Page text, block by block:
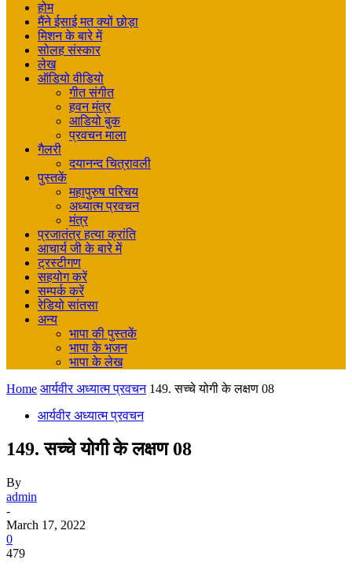
होम
मैंने ईसाई मत क्यों छोड़ा
मिशन के बारे में
सोलह संस्कार
लेख
ऑडियो वीडियो
गीत संगीत
हवन मंत्र
आडियो बुक
प्रवचन माला
गैलरी
दयानन्द चित्रावली
पुस्तकें
महापुरुष परिचय
अध्यात्म प्रवचन
मंत्र
प्रजातंत्र हत्या क्रांति
आचार्य जी के बारे में
ट्रस्टीगण
सहयोग करें
सम्पर्क करें
रेडियो सांतसा
अन्य
भापा की पुस्तकें
भापा के भजन
भापा के लेख
Home आर्यवीर अध्यात्म प्रवचन 149. सच्चे योगी के लक्षण 08
आर्यवीर अध्यात्म प्रवचन
149. सच्चे योगी के लक्षण 08
By
admin
-
March 17, 2022
0
479